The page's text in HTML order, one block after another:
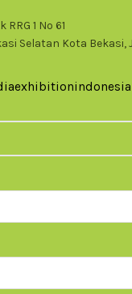
1 No 61
Selatan Kota Bekasi,